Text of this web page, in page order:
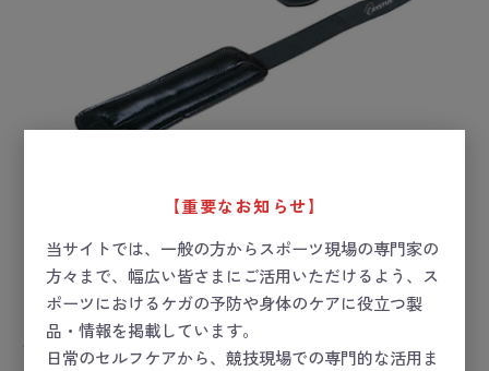
【重要なお知らせ】
当サイトでは、一般の方からスポーツ現場の専門家の
方々まで、幅広い皆さまにご活用いただけるよう、ス
ポーツにおけるケガの予防や身体のケアに役立つ製
品・情報を掲載しています。
日常のセルフケアから、競技現場での専門的な活用ま
アンクルリストPU500 500g
お届け目安：1週間以内